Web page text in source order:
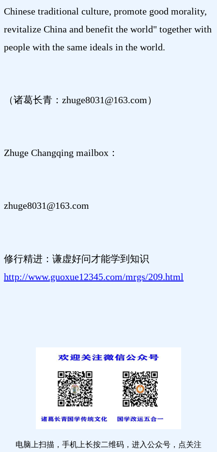
Chinese traditional culture, promote good morality,
revitalize China and benefit the world" together with
people with the same ideals in the world.
（诸葛长青：zhuge8031@163.com）
Zhuge Changqing mailbox：
zhuge8031@163.com
修行精进：谦虚好问才能学到知识
http://www.guoxue12345.com/mrgs/209.html
电脑上扫描，手机上长按二维码，进入公众号，点关注